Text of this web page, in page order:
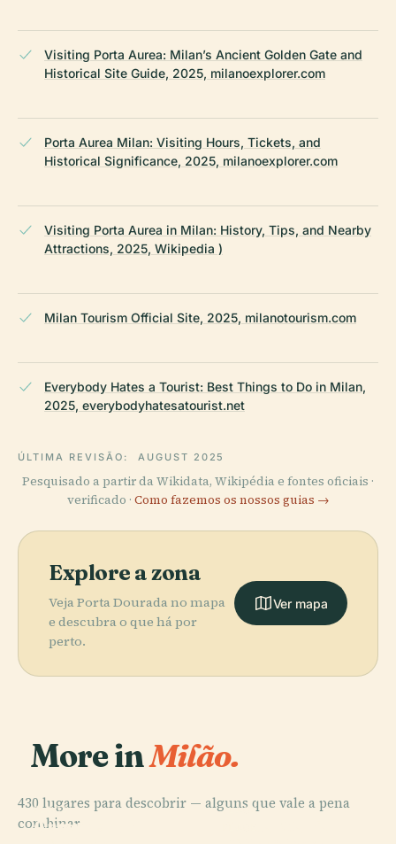
Visiting Porta Aurea: Milan’s Ancient Golden Gate and
Historical Site Guide, 2025, milanoexplorer.com
Porta Aurea Milan: Visiting Hours, Tickets, and
Historical Significance, 2025, milanoexplorer.com
Visiting Porta Aurea in Milan: History, Tips, and Nearby
Attractions, 2025, Wikipedia )
Milan Tourism Official Site, 2025, milanotourism.com
Everybody Hates a Tourist: Best Things to Do in Milan,
2025, everybodyhatesatourist.net
ÚLTIMA REVISÃO: AUGUST 2025
Pesquisado a partir da Wikidata, Wikipédia e fontes oficiais ·
verificado · Como fazemos os nossos guias →
Explore a zona
Veja Porta Dourada no mapa
e descubra o que há por
perto.
Ver mapa
More inMilão.
430 lugares para descobrir — alguns que vale a pena
combinar.
PLACE
Catedral de
PLACE
PLACE
Arquivo